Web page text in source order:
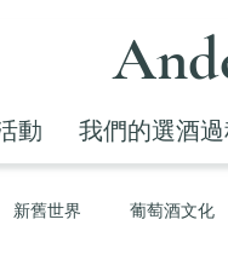
動 我們的選酒
新舊世界 葡萄酒文化